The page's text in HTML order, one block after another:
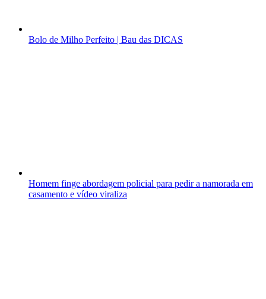
Bolo de Milho Perfeito | Bau das DICAS
Homem finge abordagem policial para pedir a namorada em
casamento e vídeo viraliza